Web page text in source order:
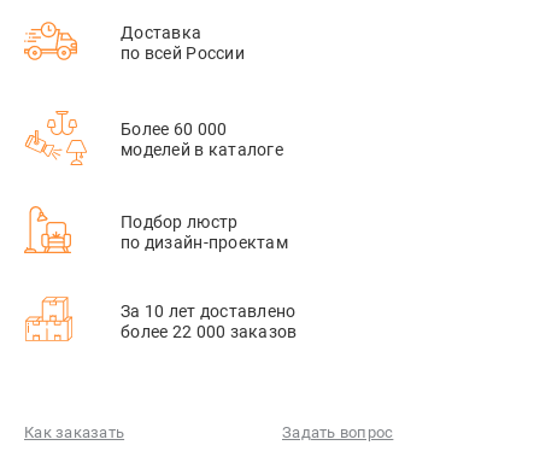
Доставка
по всей России
Более 60 000
моделей в каталоге
Подбор люстр
по дизайн-проектам
За 10 лет доставлено
более 22 000 заказов
Как заказать Задать вопрос